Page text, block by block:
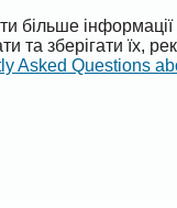
більше
та зберігати їх,
Asked Questions